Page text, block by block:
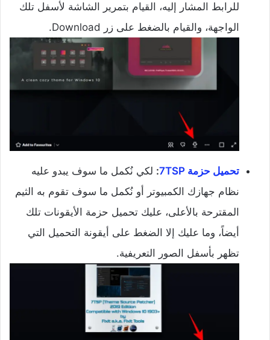
للرابط المشار إليه، القيام بتمرير الشاشة لأسفل تلك
الواجهة، والقيام بالضغط على زر Download.
تحميل حزمة 7TSP : لكي نُكمل ما سوف يبدو عليه
نظام جهازك الكمبيوتر أو نُكمل ما سوف تقوم به الثيم
المقترحة بالأعلى، عليك تحميل حزمة الأيقونات تلك
أيضاً، وما عليك إلا الضغط على أيقونة التحميل التي
تظهر بأسفل الصور التعريفية.